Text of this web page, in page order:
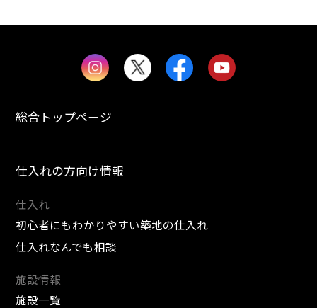
総合トップページ
仕入れの方向け情報
仕入れ
初心者にもわかりやすい築地の仕入れ
仕入れなんでも相談
施設情報
施設一覧